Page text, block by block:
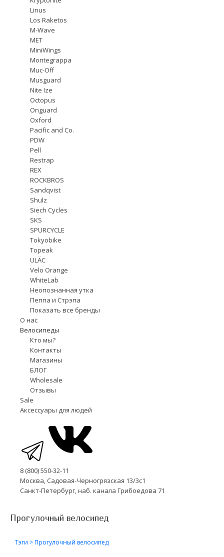
Linus
Los Raketos
M-Wave
MET
MiniWings
Montegrappa
Muc-Off
Musguard
Nite Ize
Octopus
Onguard
Oxford
Pacific and Co.
PDW
Pell
Restrap
REX
ROCKBROS
Sandqvist
Shulz
Siech Cycles
SKS
SPURCYCLE
Tokyobike
Topeak
ULÄC
Velo Orange
WhiteLab
Неопознанная утка
Пеппа и Стрэпа
Показать все бренды
О нас
Велосипеды
Кто мы?
Контакты
Магазины
БЛОГ
Wholesale
Отзывы
Sale
Аксессуары для людей
8 (800) 550-32-11
Москва, Садовая-Черногрязская 13/3с1
Санкт-Петербург, наб. канала Грибоедова 71
Прогулочный велосипед
Тэги >Прогулочный велосипед